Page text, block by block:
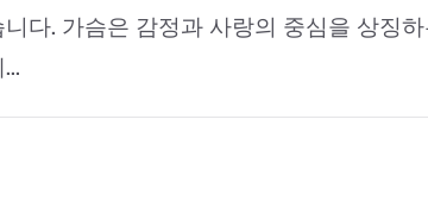
다. 가슴은 감정과 사랑의 중심을 상징